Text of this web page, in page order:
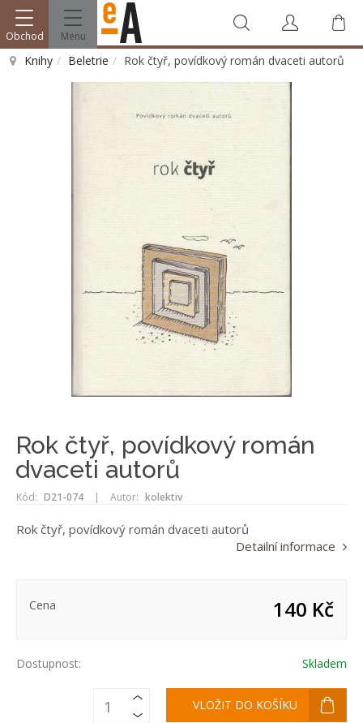
Obchod Menu
Knihy Beletrie Rok čtyř, povídkový román dvaceti autorů
Rok čtyř, povídkový román
dvaceti autorů
Kód: D21-074 | Autor: kolektiv
Rok čtyř, povídkový román dvaceti autorů
Detailní informace
Cena 140 Kč
Dostupnost: Skladem